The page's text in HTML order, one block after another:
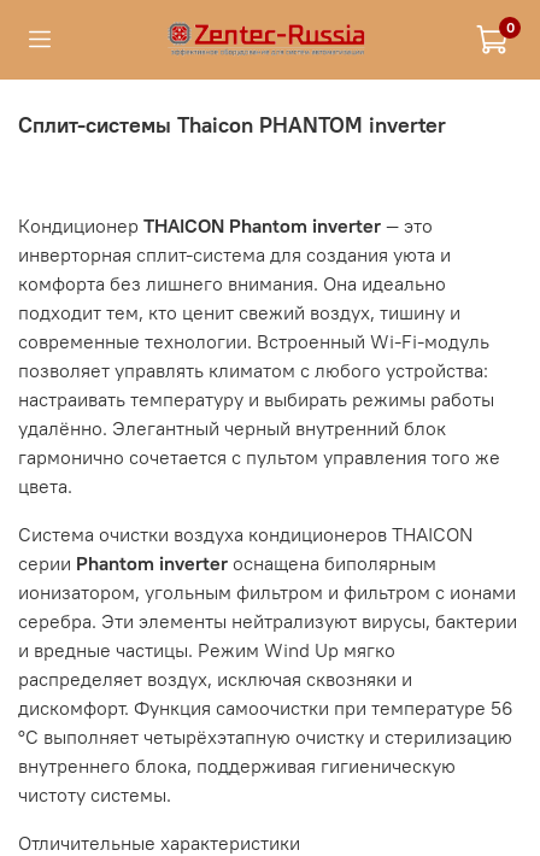
0
Сплит-системы Thaicon PHANTOM inverter
Кондиционер THAICON Phantom inverter — это
инверторная сплит-система для создания уюта и
комфорта без лишнего внимания. Она идеально
подходит тем, кто ценит свежий воздух, тишину и
современные технологии. Встроенный Wi-Fi-модуль
позволяет управлять климатом с любого устройства:
настраивать температуру и выбирать режимы работы
удалённо. Элегантный черный внутренний блок
гармонично сочетается с пультом управления того же
цвета.
Система очистки воздуха кондиционеров THAICON
серии Phantom inverter оснащена биполярным
ионизатором, угольным фильтром и фильтром с ионами
серебра. Эти элементы нейтрализуют вирусы, бактерии
и вредные частицы. Режим Wind Up мягко
распределяет воздух, исключая сквозняки и
дискомфорт. Функция самоочистки при температуре 56
°C выполняет четырёхэтапную очистку и стерилизацию
внутреннего блока, поддерживая гигиеническую
чистоту системы.
Отличительные характеристики